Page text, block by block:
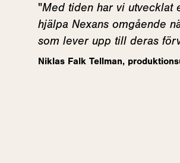
"Med tiden har vi utvecklat
hjälpa Nexans omgående
som lever upp till deras
Niklas Falk Tellman,